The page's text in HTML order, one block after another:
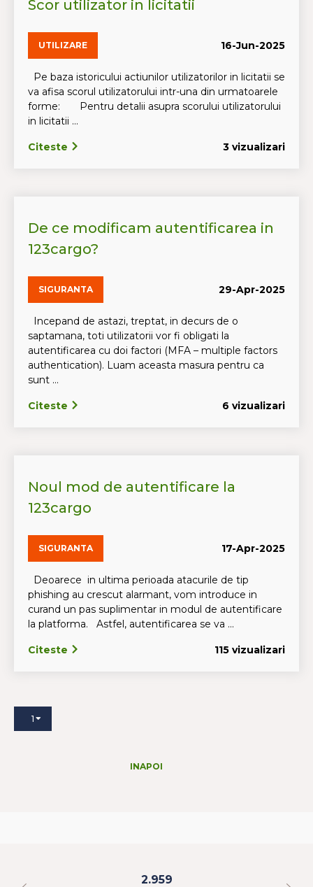
Scor utilizator in licitatii
UTILIZARE 16-Jun-2025
Pe baza istoricului actiunilor utilizatorilor in licitatii se
va afisa scorul utilizatorului intr-una din urmatoarele
forme: Pentru detalii asupra scorului utilizatorului
in licitatii ...
Citeste 3 vizualizari
De ce modificam autentificarea in
123cargo?
SIGURANTA 29-Apr-2025
Incepand de astazi, treptat, in decurs de o
saptamana, toti utilizatorii vor fi obligati la
autentificarea cu doi factori (MFA – multiple factors
authentication). Luam aceasta masura pentru ca
sunt ...
Citeste 6 vizualizari
Noul mod de autentificare la
123cargo
SIGURANTA 17-Apr-2025
Deoarece in ultima perioada atacurile de tip
phishing au crescut alarmant, vom introduce in
curand un pas suplimentar in modul de autentificare
la platforma. Astfel, autentificarea se va ...
Citeste 115 vizualizari
1
INAPOI
2.959